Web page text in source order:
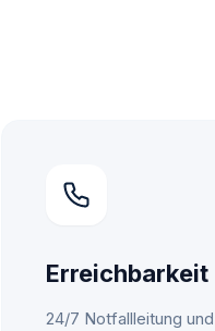
Erreichbarkeit
24/7 Notfallleitung